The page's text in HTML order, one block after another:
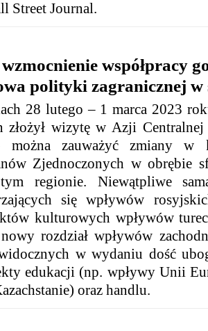
Street Journal.
współpracy
polityki zagranicznej w
28 lutego – 1 marca 2023
wizytę w Azji Centralnej
można zauważyć zmiany w
Zjednoczonych w obrębie
regionie. Niewątpliwe
się wpływów
kulturowych wpływów
rozdział wpływów
w wydaniu dość
edukacji (np. wpływy Unii
oraz handlu.